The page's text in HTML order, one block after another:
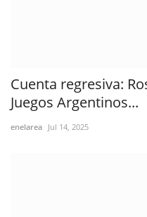
Cuenta regresiva:
Juegos Argentinos...
enelarea Jul 14, 2025